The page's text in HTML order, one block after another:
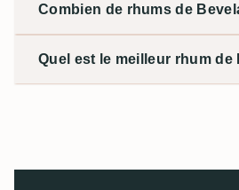
Combien de rhums de
Quel est le meilleur rhum de